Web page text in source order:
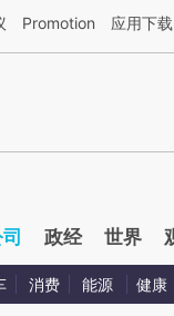
新文章[https://
Promotion 应用下载
政经 世界
消费 能源 健康